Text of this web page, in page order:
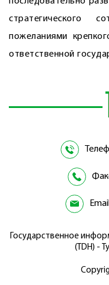
стратегического
пожеланиями
ответственной
Государственное
(TDH) -